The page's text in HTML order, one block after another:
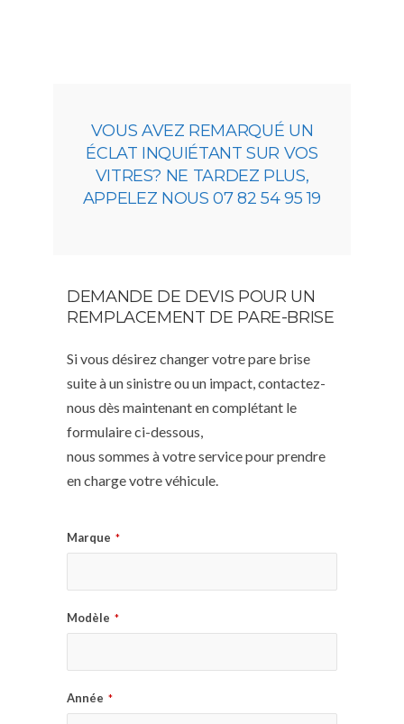
VOUS AVEZ REMARQUÉ UN
ÉCLAT INQUIÉTANT SUR VOS
VITRES? NE TARDEZ PLUS,
APPELEZ NOUS 07 82 54 95 19
DEMANDE DE DEVIS POUR UN
REMPLACEMENT DE PARE-BRISE
Si vous désirez changer votre pare brise
suite à un sinistre ou un impact, contactez-
nous dès maintenant en complétant le
formulaire ci-dessous,
nous sommes à votre service pour prendre
en charge votre véhicule.
Marque *
Modèle *
Année *